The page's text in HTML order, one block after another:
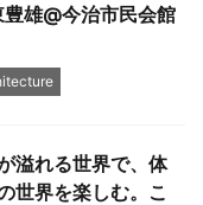
雄@今治市民会館
溢れる世界で、体
世界を楽しむ。こ